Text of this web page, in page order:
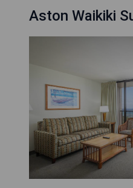
Aston Waikiki